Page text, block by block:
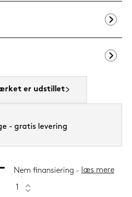
er udstillet
- gratis levering
Nem finansiering læs mere